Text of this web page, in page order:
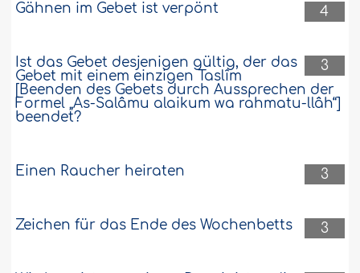
4
Gähnen im Gebet ist verpönt
3
Ist das Gebet desjenigen gültig, der das
Gebet mit einem einzigen Taslîm
[Beenden des Gebets durch Aussprechen der
Formel „As-Salâmu alaikum wa rahmatu-llâh“]
beendet?
3
Einen Raucher heiraten
3
Zeichen für das Ende des Wochenbetts